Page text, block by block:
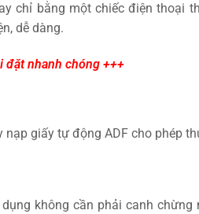
chỉ bằng một chiếc điện thoại
dễ dàng.
đặt nhanh chóng +++
giấy tự động ADF cho phép
không cần phải canh